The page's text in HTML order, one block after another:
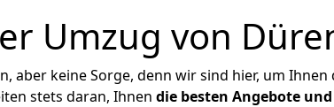
Umzug von
aber keine Sorge, denn wir sind hier, um Ihnen
stets daran, Ihnen die besten Angebote und